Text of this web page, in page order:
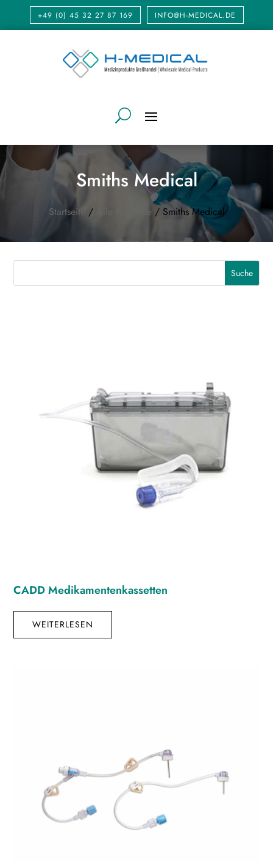
+49 (0) 45 32 27 87 169 INFO@H-MEDICAL.DE
Smiths Medical
Startseite / Alle Produkte/ Smiths Medical
CADD Medikamentenkassetten
WEITERLESEN